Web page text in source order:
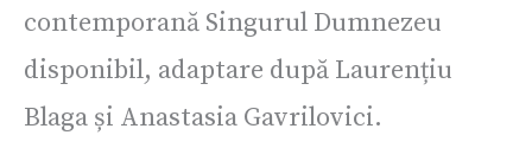
contemporană Singurul Dumnezeu
disponibil, adaptare după Laurențiu
Blaga și Anastasia Gavrilovici.